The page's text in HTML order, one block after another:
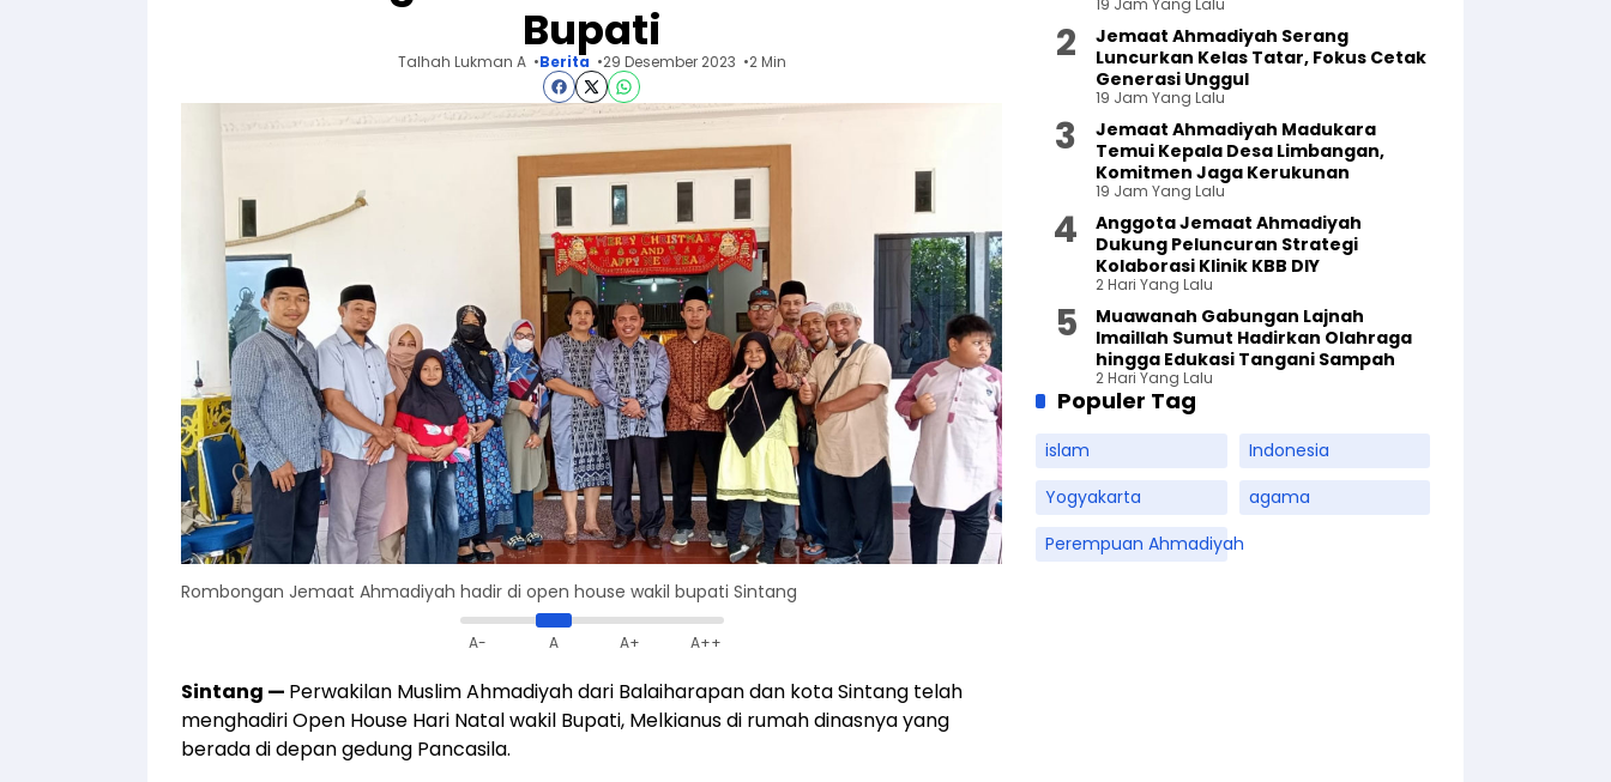
Bupati
Talhah Lukman A Berita 29 Desember 2023 2 Min
Rombongan Jemaat Ahmadiyah hadir di open house wakil bupati Sintang
A- A A+ A++
Sintang — Perwakilan Muslim Ahmadiyah dari Balaiharapan dan kota Sintang telah
menghadiri Open House Hari Natal wakil Bupati, Melkianus di rumah dinasnya yang
berada di depan gedung Pancasila.
19 Jam Yang Lalu
Jemaat Ahmadiyah Serang
Luncurkan Kelas Tatar, Fokus Cetak
Generasi Unggul
19 Jam Yang Lalu
Jemaat Ahmadiyah Madukara
Temui Kepala Desa Limbangan,
Komitmen Jaga Kerukunan
19 Jam Yang Lalu
Anggota Jemaat Ahmadiyah
Dukung Peluncuran Strategi
Kolaborasi Klinik KBB DIY
2 Hari Yang Lalu
Muawanah Gabungan Lajnah
Imaillah Sumut Hadirkan Olahraga
hingga Edukasi Tangani Sampah
2 Hari Yang Lalu
Populer Tag
islam
Indonesia
Yogyakarta
agama
Perempuan Ahmadiyah